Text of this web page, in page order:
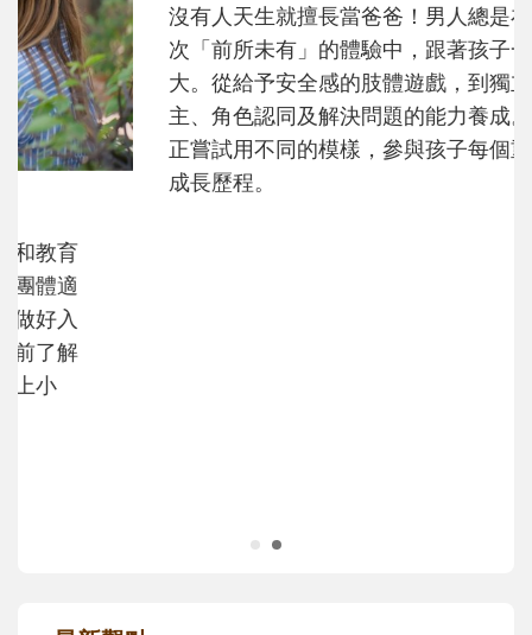
不同模樣
沒有人天生就擅長當爸爸！男人總是在一次
次「前所未有」的體驗中，跟著孩子一起長
大。從給予安全感的肢體遊戲，到獨立自
主、角色認同及解決問題的能力養成。爸爸